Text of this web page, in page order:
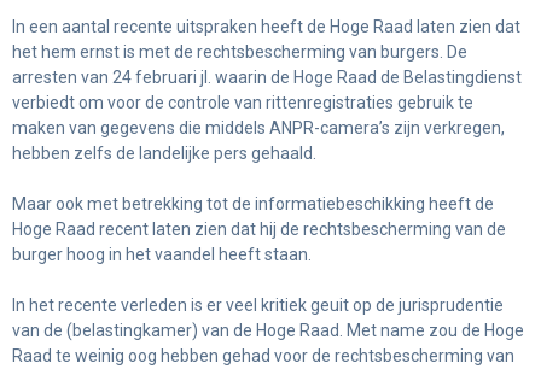
In een aantal recente uitspraken heeft de Hoge Raad laten zien dat
het hem ernst is met de rechtsbescherming van burgers. De
arresten van 24 februari jl. waarin de Hoge Raad de Belastingdienst
verbiedt om voor de controle van rittenregistraties gebruik te
maken van gegevens die middels ANPR-camera’s zijn verkregen,
hebben zelfs de landelijke pers gehaald.
Maar ook met betrekking tot de informatiebeschikking heeft de
Hoge Raad recent laten zien dat hij de rechtsbescherming van de
burger hoog in het vaandel heeft staan.
In het recente verleden is er veel kritiek geuit op de jurisprudentie
van de (belastingkamer) van de Hoge Raad. Met name zou de Hoge
Raad te weinig oog hebben gehad voor de rechtsbescherming van